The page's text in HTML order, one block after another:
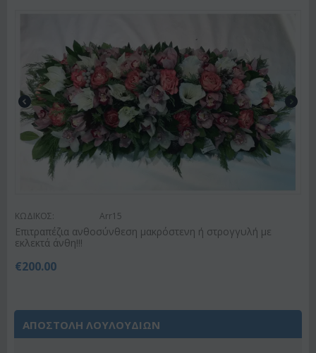
ΚΩΔΙΚΟΣ: Arr15
Επιτραπέζια ανθοσύνθεση μακρόστενη ή στρογγυλή με
εκλεκτά άνθη!!!
€200.00
ΑΠΟΣΤΟΛΗ ΛΟΥΛΟΥΔΙΩΝ